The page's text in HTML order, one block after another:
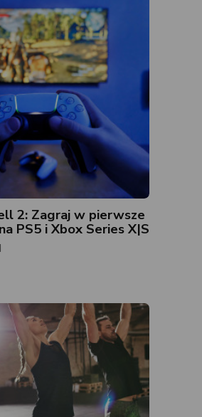
2: Zagraj w pierwsze
PS5 i Xbox Series X|S